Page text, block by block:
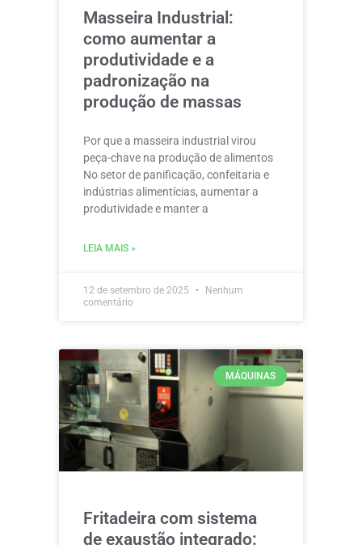
Masseira Industrial:
como aumentar a
produtividade e a
padronização na
produção de massas
Por que a masseira industrial virou
peça-chave na produção de alimentos
No setor de panificação, confeitaria e
indústrias alimentícias, aumentar a
produtividade e manter a
LEIA MAIS »
12 de setembro de 2025
Nenhum
comentário
MÁQUINAS
Fritadeira com sistema
de exaustão integrado: